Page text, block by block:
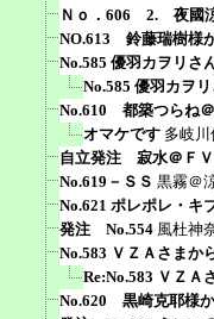
Ｎｏ．606 2. 夜國
NO.613 鈴藤瑞樹様
No.585 優羽カヲリさ
No.585 優羽カヲ
No.610 都築つらね
オマケです 多岐川
自立発注 寂水＠Ｆ
No.619－ＳＳ 黒霧＠
No.621 ポレポレ・キ
発注 No.554 風杜神
No.583 ＶＺＡさまか
Re:No.583 ＶＺＡ
No.620 黒崎克耶様